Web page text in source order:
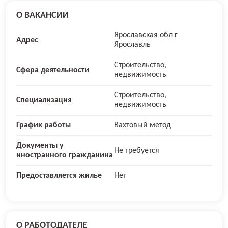
О ВАКАНСИИ
Адрес
Ярославская обл г
Ярославль
Сфера деятельности
Строительство,
недвижимость
Специализация
Строительство,
недвижимость
График работы Вахтовый метод
Документы у
иностранного гражданина
Не требуется
Предоставляется жилье Нет
О РАБОТОДАТЕЛЕ